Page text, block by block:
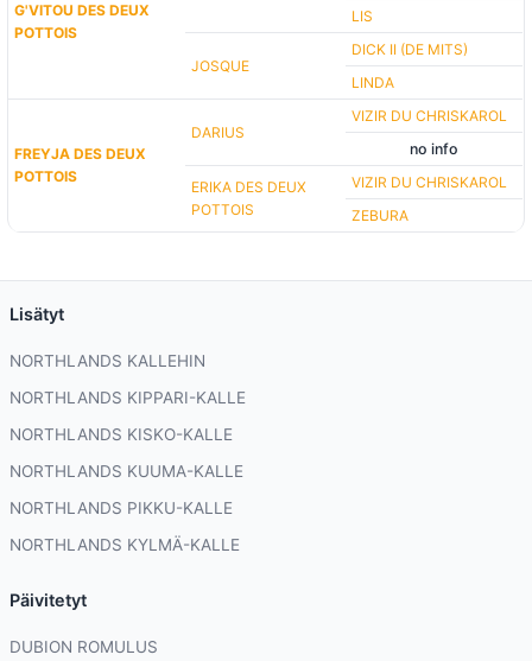
G'VITOU DES DEUX
POTTOIS
LIS
JOSQUE
DICK II (DE MITS)
LINDA
FREYJA DES DEUX
POTTOIS
DARIUS
VIZIR DU CHRISKAROL
no info
ERIKA DES DEUX
POTTOIS
VIZIR DU CHRISKAROL
ZEBURA
Lisätyt
NORTHLANDS KALLEHIN
NORTHLANDS KIPPARI-KALLE
NORTHLANDS KISKO-KALLE
NORTHLANDS KUUMA-KALLE
NORTHLANDS PIKKU-KALLE
NORTHLANDS KYLMÄ-KALLE
Päivitetyt
DUBION ROMULUS